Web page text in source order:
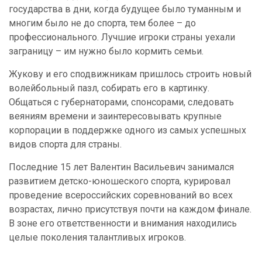
государства в дни, когда будущее было туманным и
многим было не до спорта, тем более – до
профессионального. Лучшие игроки страны уехали
заграницу – им нужно было кормить семьи.
Жукову и его сподвижникам пришлось строить новый
волейбольный пазл, собирать его в картинку.
Общаться с губернаторами, спонсорами, следовать
веяниям времени и заинтересовывать крупные
корпорации в поддержке одного из самых успешных
видов спорта для страны.
Последние 15 лет Валентин Васильевич занимался
развитием детско-юношеского спорта, курировал
проведение всероссийских соревнований во всех
возрастах, лично присутствуя почти на каждом финале.
В зоне его ответственности и внимания находились
целые поколения талантливых игроков.